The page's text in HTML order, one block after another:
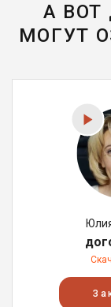
А ВОТ
МОГУТ